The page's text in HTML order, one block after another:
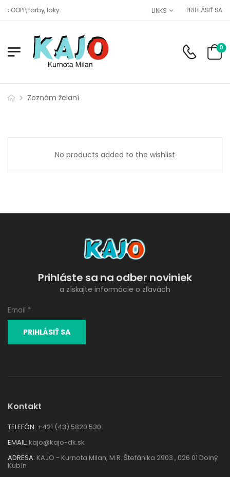
OOPP, farby, laky. LINKS PRIHLÁSIŤ SA
0
Zoznám želaní
No products added to the wishlist
Prihláste sa na odber noviniek
a získajte informácie o zľavách
Kontakt
TELEFÓN: +421 (43) 5820 530
EMAIL: kajo@kajo-dk.sk
ADRESA: KAJO - Kurnota Milan, M.R. Štefánika 2903 , 026 01 Dolný
Kubín